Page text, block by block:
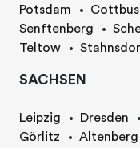
Potsdam Cottbus
Senftenberg
Teltow
SACHSEN
Leipzig Dresden
Görlitz
Altenberg